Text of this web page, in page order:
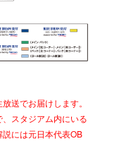
送でお届けします。
スタジアム内にいる
には元日本代表OB